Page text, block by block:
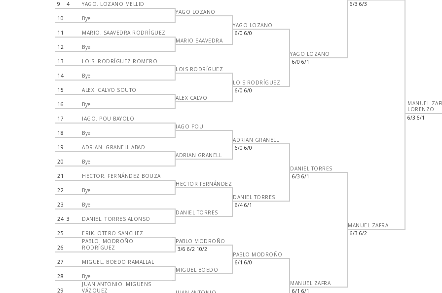
9 4 YAGO. LOZANO MELLID
10 Bye
11 MARIO. SAAVEDRA RODRÍGUEZ
12 Bye
13 LOIS. RODRÍGUEZ ROMERO
14 Bye
15 ALEX. CALVO SOUTO
16 Bye
17 IAGO. POU BAYOLO
18 Bye
19 ADRIAN. GRANELL ABAD
20 Bye
21 HECTOR. FERNÁNDEZ BOUZA
22 Bye
23 Bye
24 3 DANIEL. TORRES ALONSO
25 ERIK. OTERO SANCHEZ
26
PABLO. MODROÑO
RODRÍGUEZ
27 MIGUEL. BOEDO RAMALLAL
28 Bye
29
JUAN ANTONIO. MIGUENS
VÁZQUEZ
YAGO LOZANO
MARIO SAAVEDRA
LOIS RODRÍGUEZ
ALEX CALVO
IAGO POU
ADRIAN GRANELL
HECTOR FERNÁNDEZ
DANIEL TORRES
PABLO MODROÑO
3/6 6/2 10/2
MIGUEL BOEDO
YAGO LOZANO
6/0 6/0
LOIS RODRÍGUEZ
6/0 6/0
ADRIAN GRANELL
6/0 6/0
DANIEL TORRES
6/4 6/1
PABLO MODROÑO
6/1 6/0
YAGO LOZANO
6/0 6/1
DANIEL TORRES
6/3 6/1
MANUEL ZAFRA
6/1 6/1
6/3 6/3
MANUEL ZAFRA
6/3 6/2
MANUEL
LORENZO
6/3 6/1